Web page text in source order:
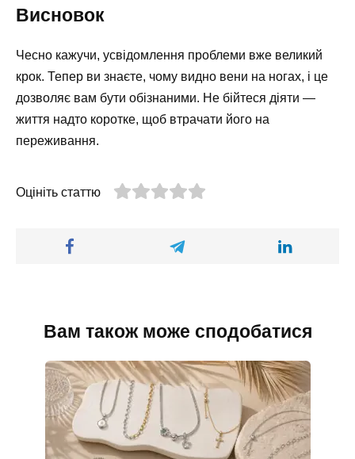
Висновок
Чесно кажучи, усвідомлення проблеми вже великий
крок. Тепер ви знаєте, чому видно вени на ногах, і це
дозволяє вам бути обізнаними. Не бійтеся діяти —
життя надто коротке, щоб втрачати його на
переживання.
Оцініть статтю
Вам також може сподобатися